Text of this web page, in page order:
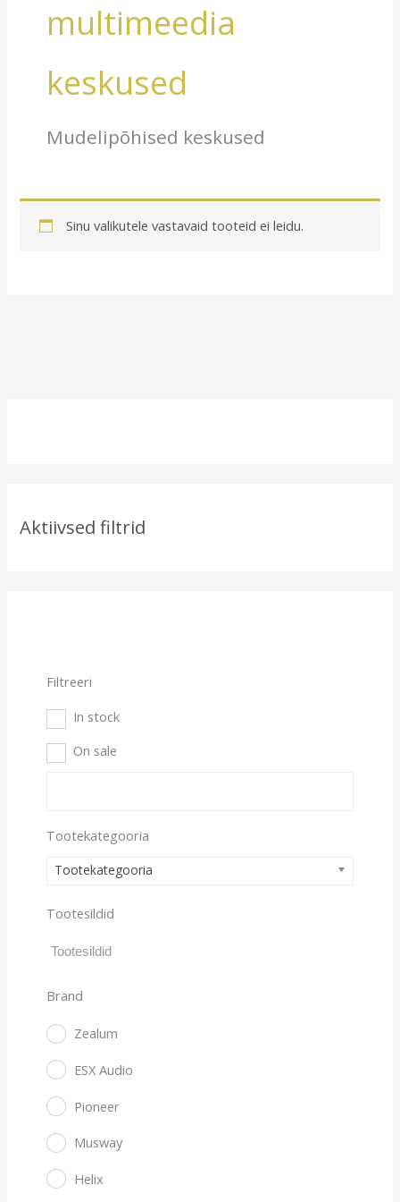
Aktiivsed filtrid
Filtreeri
In stock
On sale
Tootekategooria
Tootekategooria
Tootesildid
Bränd
Zealum
ESX Audio
Pioneer
Musway
Helix
multimeedia
keskused
Mudelipõhised keskused
Sinu valikutele vastavaid tooteid ei leidu.